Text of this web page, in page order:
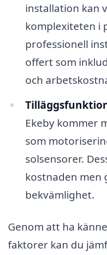
installation kan
komplexiteten i
professionell
offert som
och
Ekeby kommer
som
solsensorer.
kostnaden men
bekvämlighet.
Genom att ha
faktorer kan du